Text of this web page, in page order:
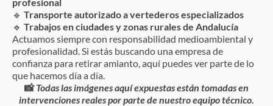
🔹 Transporte autorizado a vertederos especializados
🔹 Trabajos en ciudades y zonas rurales de Andalucía
Actuamos siempre con responsabilidad medioambiental y
profesionalidad. Si estás buscando una empresa de
confianza para retirar amianto, aquí puedes ver parte de lo
que hacemos día a día.
📸Todas las imágenes aquí expuestas están tomadas en
intervenciones reales por parte de nuestro equipo técnico.